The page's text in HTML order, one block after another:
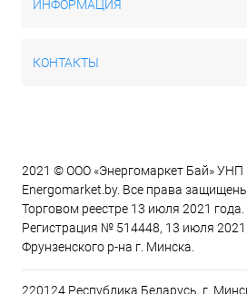
ИНФОРМАЦИЯ
КОНТАКТЫ
2021 © ООО «Энергомаркет Бай» УНП
Energomarket.by. Все права
Торговом реестре 13 июля 2021
Регистрация № 514448, 13 июля
Фрунзенского р-на г. Минска.
220124 Республика Беларусь, г.